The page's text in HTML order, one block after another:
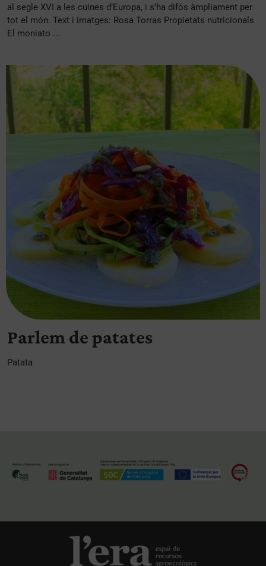
al segle XVI a les cuines d’Europa, i s’ha difós àmpliament per
tot el món. Text i imatges: Rosa Torras Propietats nutricionals
El moniato ...
Parlem de patates
Patata